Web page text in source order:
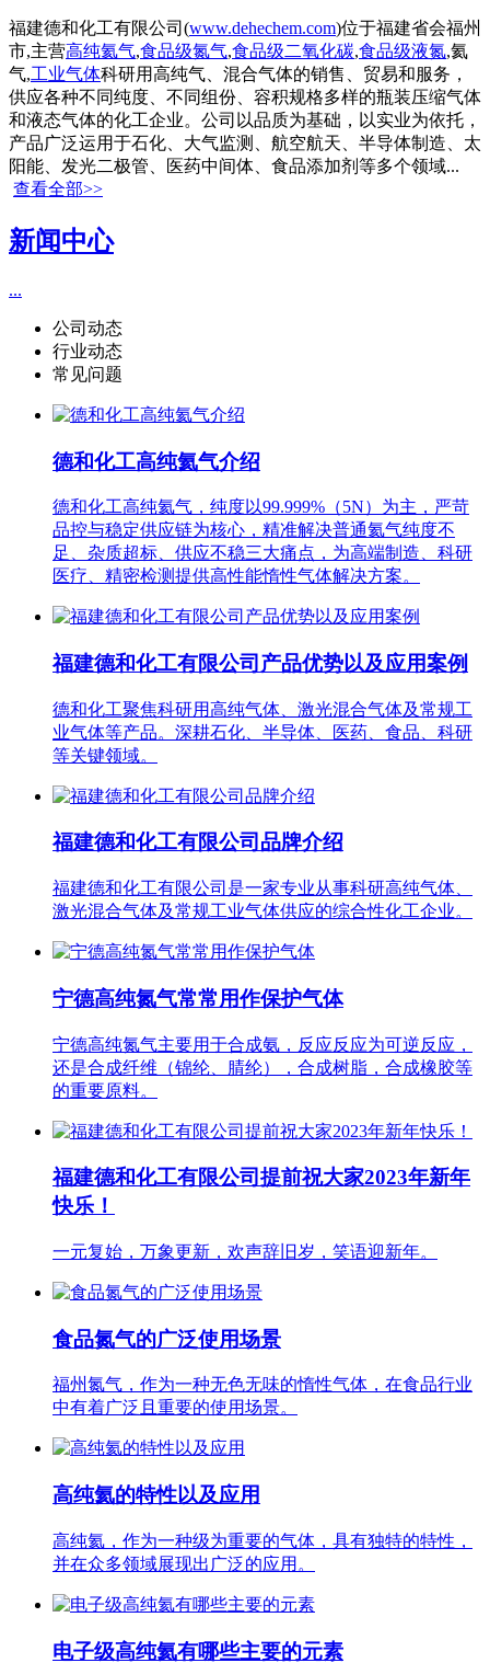
福建德和化工有限公司(www.dehechem.com)位于福建省会福州
市,主营高纯氦气,食品级氮气,食品级二氧化碳,食品级液氮,氦
气,工业气体科研用高纯气、混合气体的销售、贸易和服务，
供应各种不同纯度、不同组份、容积规格多样的瓶装压缩气体
和液态气体的化工企业。公司以品质为基础，以实业为依托，
产品广泛运用于石化、大气监测、航空航天、半导体制造、太
阳能、发光二极管、医药中间体、食品添加剂等多个领域...
查看全部>>
新闻中心
...
公司动态
行业动态
常见问题
德和化工高纯氦气介绍
德和化工高纯氦气，纯度以99.999%（5N）为主，严苛
品控与稳定供应链为核心，精准解决普通氦气纯度不
足、杂质超标、供应不稳三大痛点，为高端制造、科研
医疗、精密检测提供高性能惰性气体解决方案。
福建德和化工有限公司产品优势以及应用案例
德和化工聚焦科研用高纯气体、激光混合气体及常规工
业气体等产品。深耕石化、半导体、医药、食品、科研
等关键领域。
福建德和化工有限公司品牌介绍
福建德和化工有限公司是一家专业从事科研高纯气体、
激光混合气体及常规工业气体供应的综合性化工企业。
宁德高纯氮气常常用作保护气体
宁德高纯氮气主要用于合成氨，反应反应为可逆反应，
还是合成纤维（锦纶、腈纶），合成树脂，合成橡胶等
的重要原料。
福建德和化工有限公司提前祝大家2023年新年
快乐！
一元复始，万象更新，欢声辞旧岁，笑语迎新年。
食品氮气的广泛使用场景
福州氮气，作为一种无色无味的惰性气体，在食品行业
中有着广泛且重要的使用场景。
高纯氦的特性以及应用
高纯氦，作为一种级为重要的气体，具有独特的特性，
并在众多领域展现出广泛的应用。
电子级高纯氦有哪些主要的元素